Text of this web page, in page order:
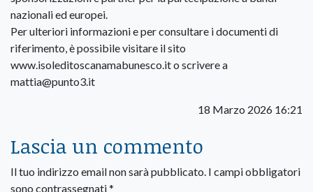
nazionali ed europei.
Per ulteriori informazioni e per consultare i documenti di
riferimento, è possibile visitare il sito
www.isoleditoscanamabunesco.it o scrivere a
mattia@punto3.it
18 Marzo 2026 16:21
Lascia un commento
Il tuo indirizzo email non sarà pubblicato. I campi obbligatori
sono contrassegnati*